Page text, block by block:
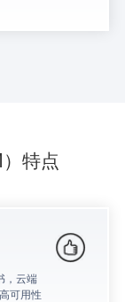
特点
，云端
可用性